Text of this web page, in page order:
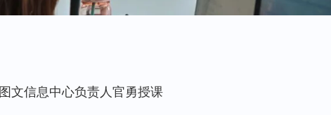
图文信息中心负责人官勇授课